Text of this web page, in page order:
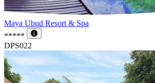
Maya Ubud Resort & Spa
*****
DPS022